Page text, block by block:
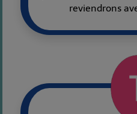
reviendrons